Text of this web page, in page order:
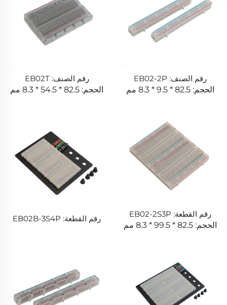
رقم الصنف: EB02-2P
الحجم: 82.5 * 9.5 * 8.3 مم
رقم الصنف: EB02T
الحجم: 82.5 * 54.5 * 8.3 مم
رقم القطعة: EB02-2S3P
الحجم: 82.5 * 99.5 * 8.3 مم
رقم القطعة: EB02B-3S4P